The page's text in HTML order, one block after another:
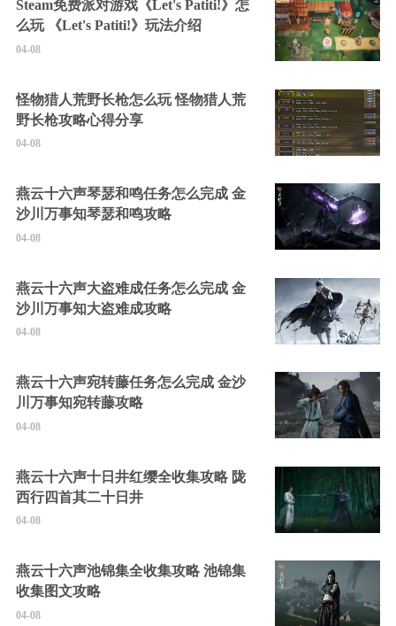
Steam免费派对游戏《Let's Patiti!》怎
么玩 《Let's Patiti!》玩法介绍
04-08
怪物猎人荒野长枪怎么玩 怪物猎人荒
野长枪攻略心得分享
04-08
燕云十六声琴瑟和鸣任务怎么完成 金
沙川万事知琴瑟和鸣攻略
04-08
燕云十六声大盗难成任务怎么完成 金
沙川万事知大盗难成攻略
04-08
燕云十六声宛转藤任务怎么完成 金沙
川万事知宛转藤攻略
04-08
燕云十六声十日井红缨全收集攻略 陇
西行四首其二十日井
04-08
燕云十六声池锦集全收集攻略 池锦集
收集图文攻略
04-08